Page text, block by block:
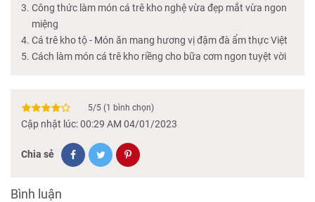
Công thức làm món cá trê kho nghệ vừa đẹp mắt vừa ngon
miệng
Cá trê kho tộ - Món ăn mang hương vị đậm đà ẩm thực Việt
Cách làm món cá trê kho riềng cho bữa cơm ngon tuyệt vời
5/5 (1 bình chọn)
Cập nhật lúc: 00:29 AM 04/01/2023
Chia sẻ
Bình luận